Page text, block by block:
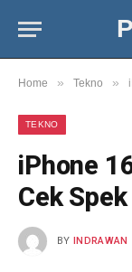
Home » Tekno »
TEKNO
iPhone
Cek
BY INDRAWAN